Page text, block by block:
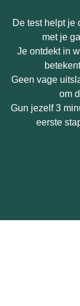
De test helpt je
met je
Je ontdekt in
Geen vage
om
Gun jezelf 3
eerste